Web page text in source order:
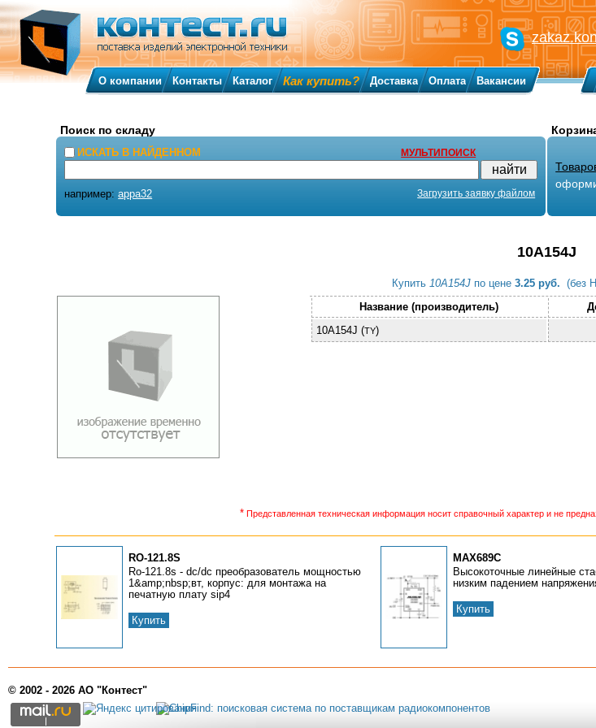
10A154J
Купить 10A154J по цене 3.25 руб. (без
Название (производитель)
10A154J (TY)
* Представленная техническая информация носит справочный характер и не
RO-121.8S
Ro-121.8s - dc/dc преобразователь мощностью
1&amp;nbsp;вт, корпус: для монтажа на
печатную плату sip4
Купить
MAX689C
Высокоточные линейные
низким падением
Купить
О компании Контакты Каталог Как купить? Доставка Оплата Вакансии
Поиск по складу
ИСКАТЬ В НАЙДЕННОМ МУЛЬТИПОИСК
например:appa32 Загрузить заявку файлом
© 2002 - 2026 АО "Контест"